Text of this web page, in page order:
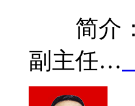
简介：
副主任…